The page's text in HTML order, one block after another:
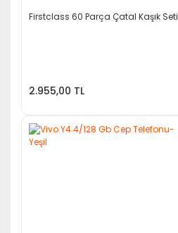
Firstclass 60 Parça Çatal Kaşık Seti
2.955,00 TL